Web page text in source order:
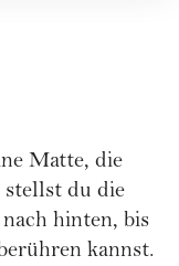
Matte, die
stellst du die
hinten, bis
kannst.